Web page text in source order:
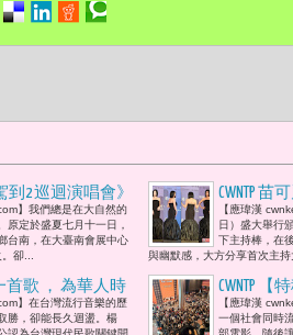
到2 巡迴演唱會》
張秀卿與命運的
】我們總是在大自然的
原定於盛夏七月十一日，
台南，在大臺南會展中心
卻...
CWNTP 苗
化身「典
課、認人
秀美背搭
寶 感謝郁
【應瑋漢
日）盛大舉行
下主持棒，在
與幽默感，大方分享首次主持
首歌 ， 為華人時
讓台灣第一次唱
】在台灣流行音樂的歷
勝，卻能長久迴盪。楊
CWNTP
團》「當
【應瑋漢
一個社會同時